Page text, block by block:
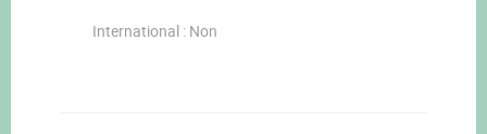
International : Non